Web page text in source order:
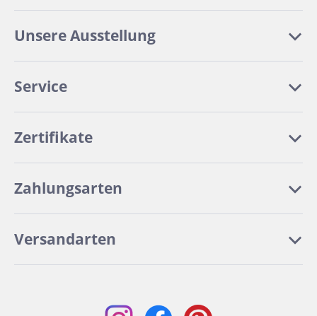
Unsere Ausstellung
Service
Zertifikate
Zahlungsarten
Versandarten